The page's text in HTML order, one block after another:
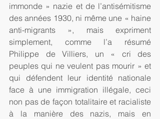
immonde » nazie et de l’antisémitisme
des années 1930, ni même une « haine
anti-migrants », mais expriment
simplement, comme l’a résumé
Philippe de Villiers, un « cri des
peuples qui ne veulent pas mourir » et
qui défendent leur identité nationale
face à une immigration illégale, ceci
non pas de façon totalitaire et racialiste
à la manière des nazis, mais en